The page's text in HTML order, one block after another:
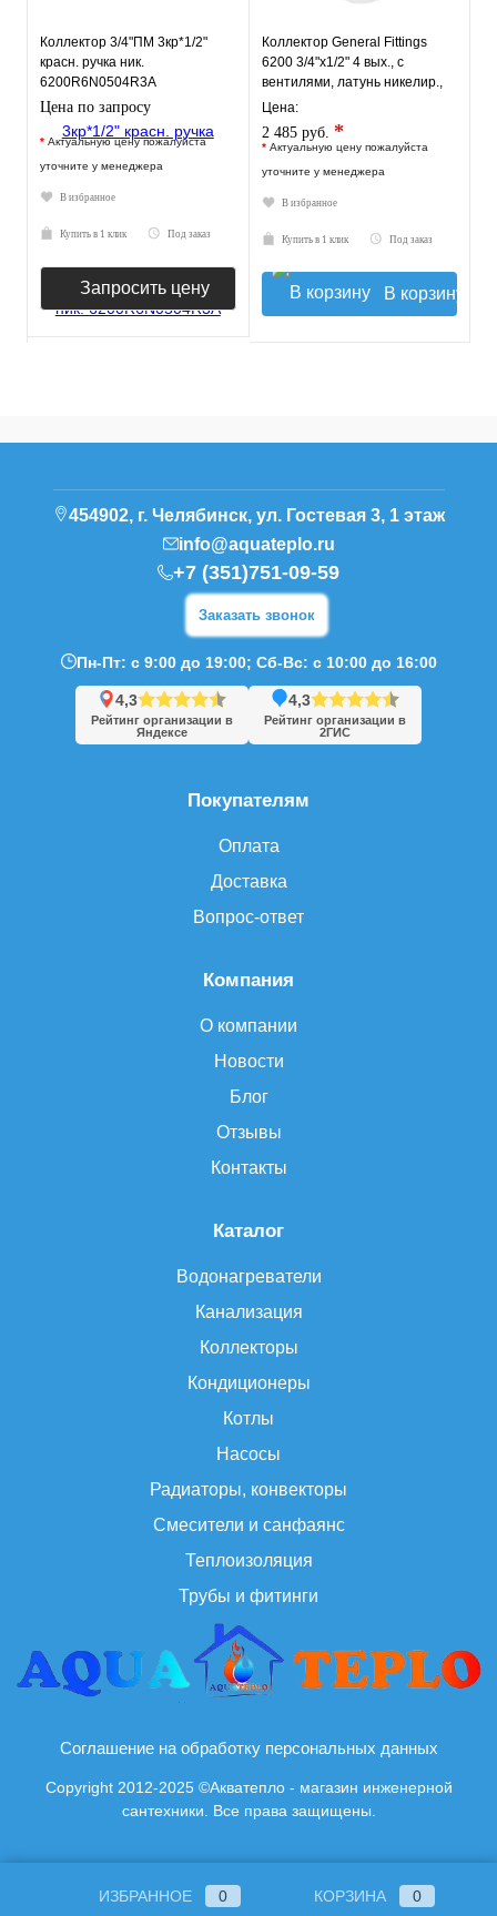
Коллектор 3/4"ПМ 3кр*1/2"
красн. ручка ник.
6200R6N0504R3A
(620056N0504R3A)
Цена по запросу
* Актуальную цену пожалуйста
уточните у менеджера
В избранное
Купить в 1 клик Под заказ
Запросить цену
Коллектор General Fittings
6200 3/4"х1/2" 4 вых., c
вентилями, латунь никелир.,
красный регулятор
Цена:
2 485 руб. *
* Актуальную цену пожалуйста
уточните у менеджера
В избранное
Купить в 1 клик Под заказ
В корзину
Каталог
Водонагреватели
Канализация
Коллекторы
Кондиционеры
Котлы
Насосы
Радиаторы, конвекторы
Смесители и санфаянс
Теплоизоляция
Трубы и фитинги
Компания
О компании
Новости
Блог
Отзывы
Контакты
Покупателям
Оплата
Доставка
Вопрос-ответ
454902, г. Челябинск, ул. Гостевая 3, 1 этаж
info@aquateplo.ru
+7 (351)751-09-59
Заказать звонок
Пн-Пт: с 9:00 до 19:00; Сб-Вс: с 10:00 до 16:00
4,3
Рейтинг организации в
Яндексе
4,3
Рейтинг организации в
2ГИС
Соглашение на обработку персональных данных
Copyright 2012-2025 ©Акватепло - магазин инженерной
сантехники. Все права защищены.
ИЗБРАННОЕ 0 КОРЗИНА 0